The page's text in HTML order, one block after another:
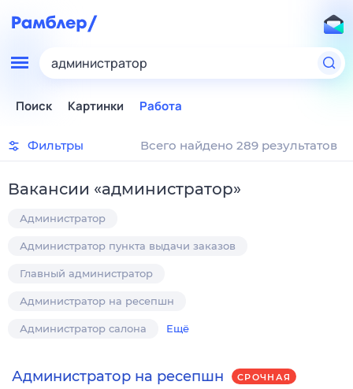
администратор
Поиск Картинки Работа
Фильтры Всего найдено 289 результатов
Вакансии «администратор»
Администратор
Администратор пункта выдачи заказов
Главный администратор
Администратор на ресепшн
Администратор салона Ещё
Администратор на ресепшн СРОЧНАЯ